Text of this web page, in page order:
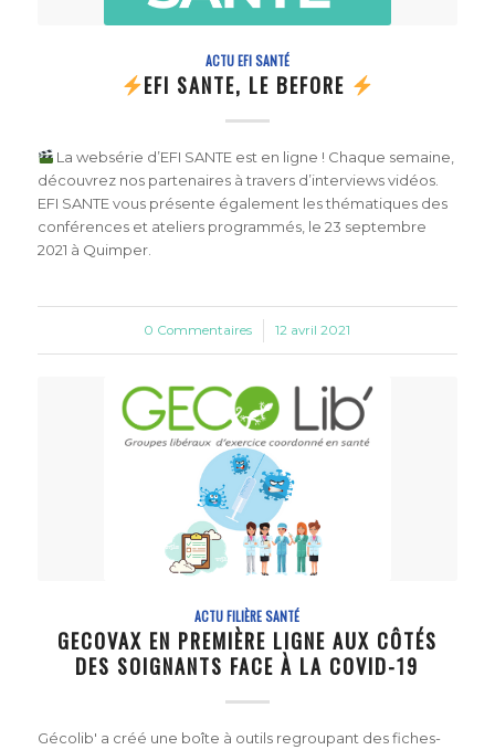
ACTU EFI SANTÉ
EFI SANTE, LE BEFORE
La websérie d’EFI SANTE est en ligne ! Chaque semaine,
découvrez nos partenaires à travers d’interviews vidéos.
EFI SANTE vous présente également les thématiques des
conférences et ateliers programmés, le 23 septembre
2021 à Quimper.
0 Commentaires
/ 12 avril 2021
ACTU FILIÈRE SANTÉ
GECOVAX EN PREMIÈRE LIGNE AUX CÔTÉS
DES SOIGNANTS FACE À LA COVID-19
Gécolib' a créé une boîte à outils regroupant des fiches-